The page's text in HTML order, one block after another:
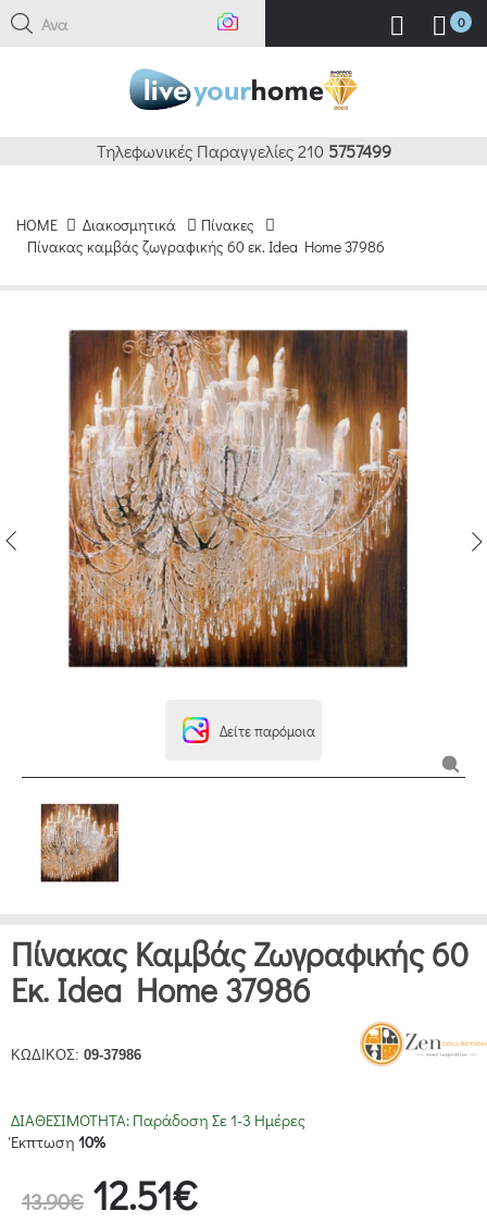
Αναζήτ 0
Τηλεφωνικές Παραγγελίες 210 5757499
HOME Διακοσμητικά
Πίνακες
Πίνακας καμβάς ζωγραφικής 60 εκ. Idea Home 37986
Δείτε παρόμοια
Πίνακας Καμβάς Ζωγραφικής 60
Εκ. Idea Home 37986
ΚΩΔΙΚΟΣ: 09-37986
ΔΙΑΘΕΣΙΜΟΤΗΤΑ: Παράδοση Σε 1-3 Ημέρες
Έκπτωση 10%
13.90€ 12.51€